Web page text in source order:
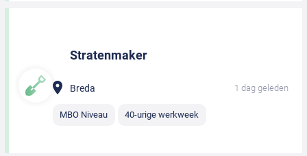
Stratenmaker
Breda 1 dag geleden
MBO Niveau 40-urige werkweek